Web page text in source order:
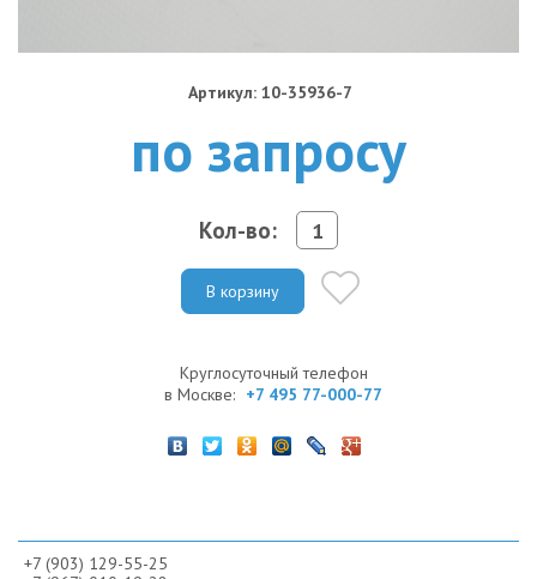
Артикул: 10-35936-7
по запросу
Кол-во:
В корзину
Круглосуточный телефон
в Москве: +7 495 77-000-77
+7 (903) 129-55-25